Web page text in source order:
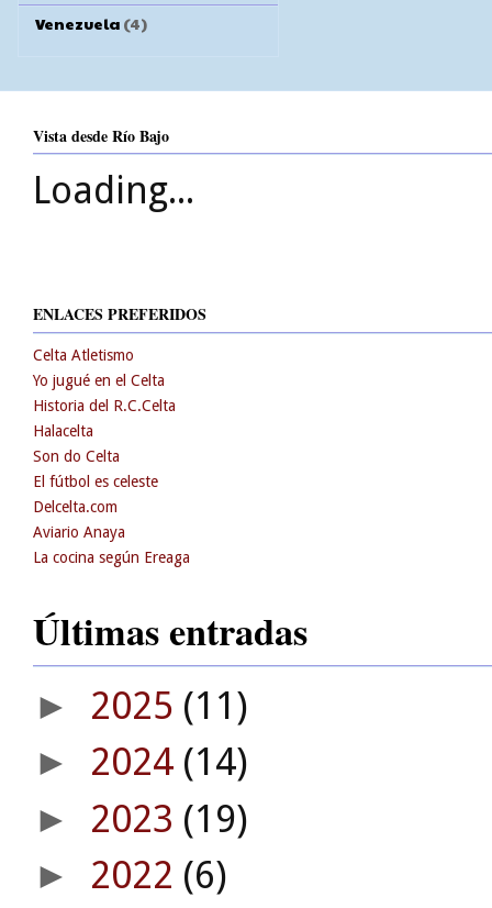
Venezuela (4)
Vista desde Río Bajo
Loading...
ENLACES PREFERIDOS
Celta Atletismo
Yo jugué en el Celta
Historia del R.C.Celta
Halacelta
Son do Celta
El fútbol es celeste
Delcelta.com
Aviario Anaya
La cocina según Ereaga
Últimas entradas
► 2025 (11)
► 2024 (14)
► 2023 (19)
► 2022 (6)